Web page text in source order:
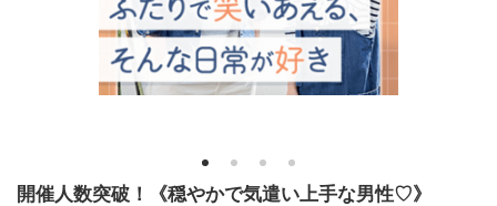
1 2 3 4
開催人数突破！《穏やかで気遣い上手な男性♡》